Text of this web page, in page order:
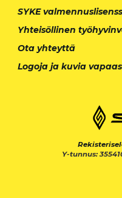
SYKE
Yhteisöllinen
Ota yhteyttä
Logoja ja kuvia
Y-tunnus: